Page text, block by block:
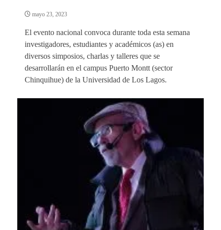
mayo 23, 2023
El evento nacional convoca durante toda esta semana
investigadores, estudiantes y académicos (as) en
diversos simposios, charlas y talleres que se
desarrollarán en el campus Puerto Montt (sector
Chinquihue) de la Universidad de Los Lagos.